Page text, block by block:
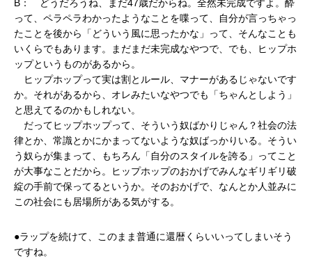
B： どうだろうね、まだ47歳だからね。全然未完成ですよ。酔
って、ペラペラわかったようなことを喋って、自分が言っちゃっ
たことを後から「どういう風に思ったかな」って、そんなことも
いくらでもあります。まだまだ未完成なやつで、でも、ヒップホ
ップというものがあるから。
ヒップホップって実は割とルール、マナーがあるじゃないです
か。それがあるから、オレみたいなやつでも「ちゃんとしよう」
と思えてるのかもしれない。
だってヒップホップって、そういう奴ばかりじゃん？社会の法
律とか、常識とかにかまってないような奴ばっかりいる。そうい
う奴らが集まって、もちろん「自分のスタイルを誇る」ってこと
が大事なことだから。ヒップホップのおかげでみんなギリギリ破
綻の手前で保ってるというか。そのおかげで、なんとか人並みに
この社会にも居場所がある気がする。
●ラップを続けて、このまま普通に還暦くらいいってしまいそう
ですね。